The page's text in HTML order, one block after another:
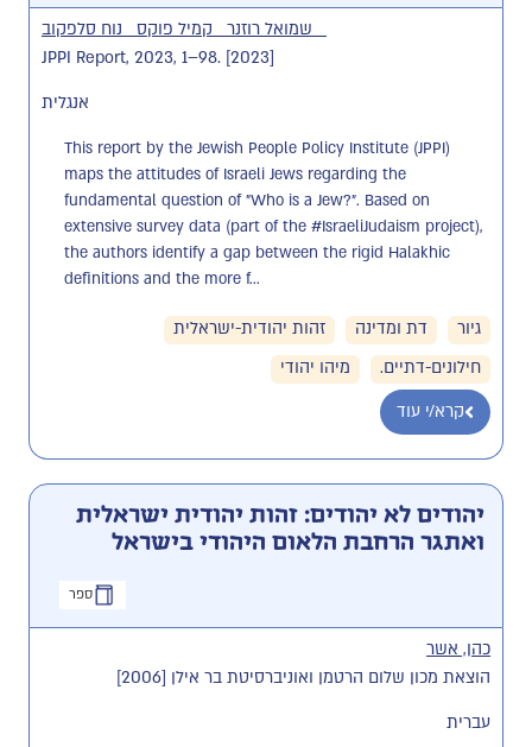
שמואל רוזנר קמיל פוקס
נוח סלפקוב
JPPI Report, 2023, 1–98. [2023]
אנגלית
This report by the Jewish People Policy Institute (JPPI)
maps the attitudes of Israeli Jews regarding the
fundamental question of "Who is a Jew?". Based on
extensive survey data (part of the #IsraeliJudaism project),
the authors identify a gap between the rigid Halakhic
definitions and the more f...
גיור דת ומדינה
זהות יהודית-ישראלית
חילונים-דתיים.
מיהו יהודי
קרא/י עוד
יהודים לא יהודים: זהות יהודית ישראלית
ואתגר הרחבת הלאום היהודי בישראל
ספר
כהן, אשר
הוצאת מכון שלום הרטמן ואוניברסיטת בר אילן [2006]
עברית